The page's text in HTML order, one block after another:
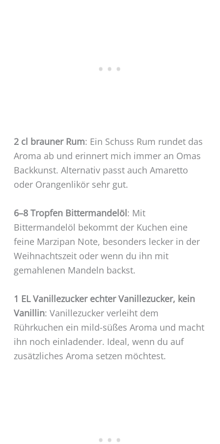
2 cl brauner Rum: Ein Schuss Rum rundet das
Aroma ab und erinnert mich immer an Omas
Backkunst. Alternativ passt auch Amaretto
oder Orangenlikör sehr gut.
6–8 Tropfen Bittermandelöl: Mit
Bittermandelöl bekommt der Kuchen eine
feine Marzipan Note, besonders lecker in der
Weihnachtszeit oder wenn du ihn mit
gemahlenen Mandeln backst.
1 EL Vanillezucker echter Vanillezucker, kein
Vanillin: Vanillezucker verleiht dem
Rührkuchen ein mild-süßes Aroma und macht
ihn noch einladender. Ideal, wenn du auf
zusätzliches Aroma setzen möchtest.